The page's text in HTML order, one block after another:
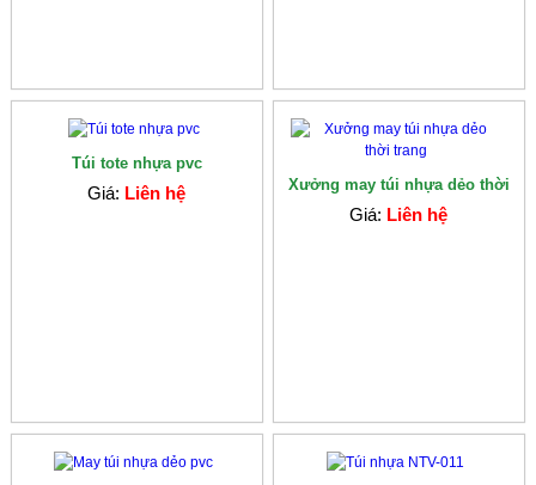
Túi tote nhựa pvc
Giá: Liên hệ
Xưởng may túi nhựa dẻo thời
trang
Giá: Liên hệ